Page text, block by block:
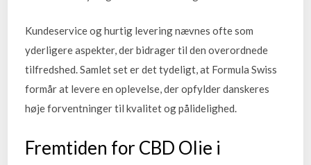
Kundeservice og hurtig levering nævnes ofte som
yderligere aspekter, der bidrager til den overordnede
tilfredshed. Samlet set er det tydeligt, at Formula Swiss
formår at levere en oplevelse, der opfylder danskeres
høje forventninger til kvalitet og pålidelighed.
Fremtiden for CBD Olie i